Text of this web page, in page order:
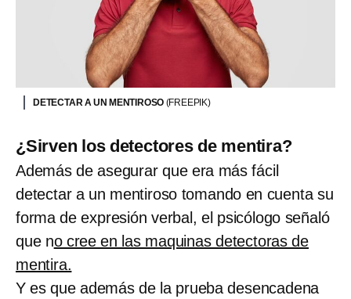
DETECTAR A UN MENTIROSO (FREEPIK)
¿Sirven los detectores de mentira?
Además de asegurar que era más fácil
detectar a un mentiroso tomando en cuenta su
forma de expresión verbal, el psicólogo señaló
que no cree en las maquinas detectoras de
mentira.
Y es que además de la prueba desencadena